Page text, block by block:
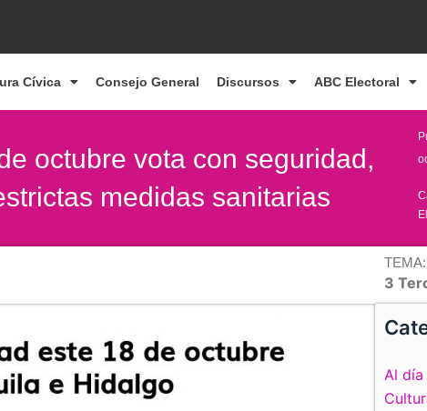
Cívica Consejo General Discursos ABC Electoral
octubre vota con seguridad,
medidas sanitarias
TEMA:
3
Al día